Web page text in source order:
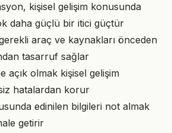
kişisel gelişim konusunda
daha güçlü bir itici güçtür
araç ve kaynakları önceden
tasarruf sağlar
açık olmak kişisel gelişim
hatalardan korur
edinilen bilgileri not almak
getirir